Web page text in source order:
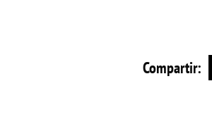
Compartir: